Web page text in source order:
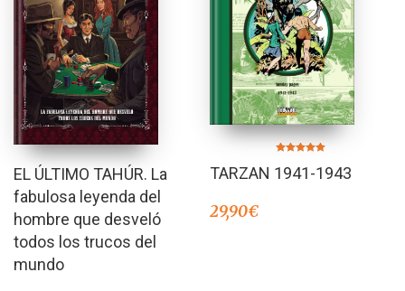
EL ÚLTIMO TAHÚR. La
fabulosa leyenda del
hombre que desveló
todos los trucos del
mundo
5.00
de 5
TARZAN 1941-1943
29,90€